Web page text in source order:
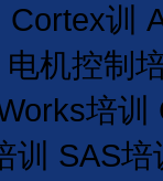
Cortex训
电机控制
培训
训 SAS培